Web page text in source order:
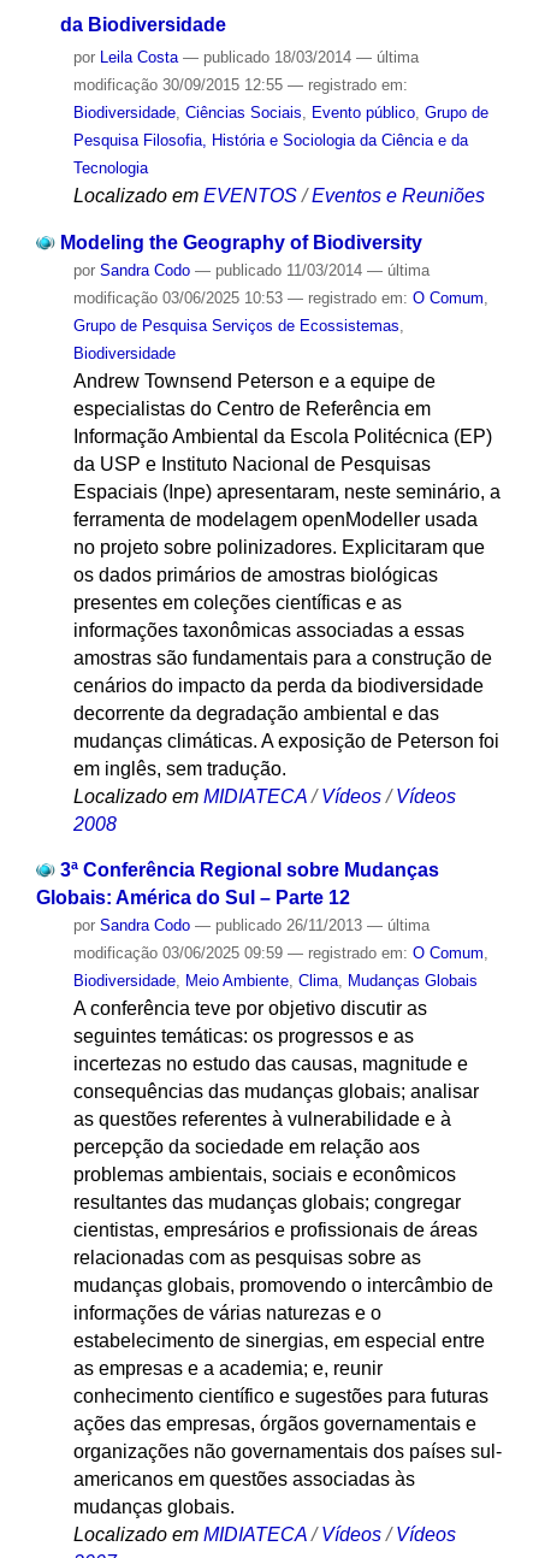
da Biodiversidade
por Leila Costa — publicado18/03/2014 — última
modificação30/09/2015 12:55 — registrado em:
Biodiversidade, Ciências Sociais, Evento público, Grupo de
Pesquisa Filosofia, História e Sociologia da Ciência e da
Tecnologia
Localizado em EVENTOS /Eventos e Reuniões
Modeling the Geography of Biodiversity
por Sandra Codo — publicado11/03/2014 — última
modificação03/06/2025 10:53 — registrado em: O Comum
Grupo de Pesquisa Serviços de Ecossistemas
Biodiversidade
Andrew Townsend Peterson e a equipe de
especialistas do Centro de Referência em
Informação Ambiental da Escola Politécnica (EP)
da USP e Instituto Nacional de Pesquisas
Espaciais (Inpe) apresentaram, neste seminário, a
ferramenta de modelagem openModeller usada
no projeto sobre polinizadores. Explicitaram que
os dados primários de amostras biológicas
presentes em coleções científicas e as
informações taxonômicas associadas a essas
amostras são fundamentais para a construção de
cenários do impacto da perda da biodiversidade
decorrente da degradação ambiental e das
mudanças climáticas. A exposição de Peterson foi
em inglês, sem tradução.
Localizado em MIDIATECA /Vídeos /Vídeos
2008
3ª Conferência Regional sobre Mudanças
Globais: América do Sul – Parte 12
por Sandra Codo — publicado26/11/2013 — última
modificação03/06/2025 09:59 — registrado em: O Comum,
Biodiversidade, Meio Ambiente, Clima, Mudanças Globais
A conferência teve por objetivo discutir as
seguintes temáticas: os progressos e as
incertezas no estudo das causas, magnitude e
consequências das mudanças globais; analisar
as questões referentes à vulnerabilidade e à
percepção da sociedade em relação aos
problemas ambientais, sociais e econômicos
resultantes das mudanças globais; congregar
cientistas, empresários e profissionais de áreas
relacionadas com as pesquisas sobre as
mudanças globais, promovendo o intercâmbio de
informações de várias naturezas e o
estabelecimento de sinergias, em especial entre
as empresas e a academia; e, reunir
conhecimento científico e sugestões para futuras
ações das empresas, órgãos governamentais e
organizações não governamentais dos países sul-
americanos em questões associadas às
mudanças globais.
Localizado em MIDIATECA / Vídeos / Vídeos